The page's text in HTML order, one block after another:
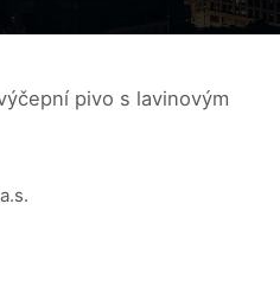
pivo s lavinovým